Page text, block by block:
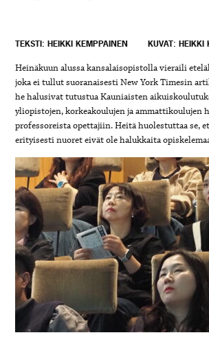
TEKSTI: HEIKKI KEMPPAINEN KUVAT: HEIKKI
Heinäkuun alussa kansalaisopistolla vieraili
joka ei tullut suoranaisesti New York Timesin
he halusivat tutustua Kauniaisten
yliopistojen, korkeakoulujen ja ammattikoulujen
professoreista opettajiin. Heitä huolestuttaa se,
erityisesti nuoret eivät ole halukkaita